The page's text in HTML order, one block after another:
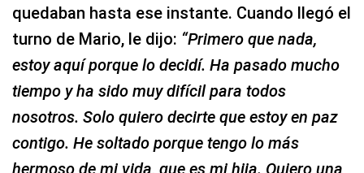
quedaban hasta ese instante. Cuando llegó el
turno de Mario, le dijo: “Primero que nada,
estoy aquí porque lo decidí. Ha pasado mucho
tiempo y ha sido muy difícil para todos
nosotros. Solo quiero decirte que estoy en paz
contigo. He soltado porque tengo lo más